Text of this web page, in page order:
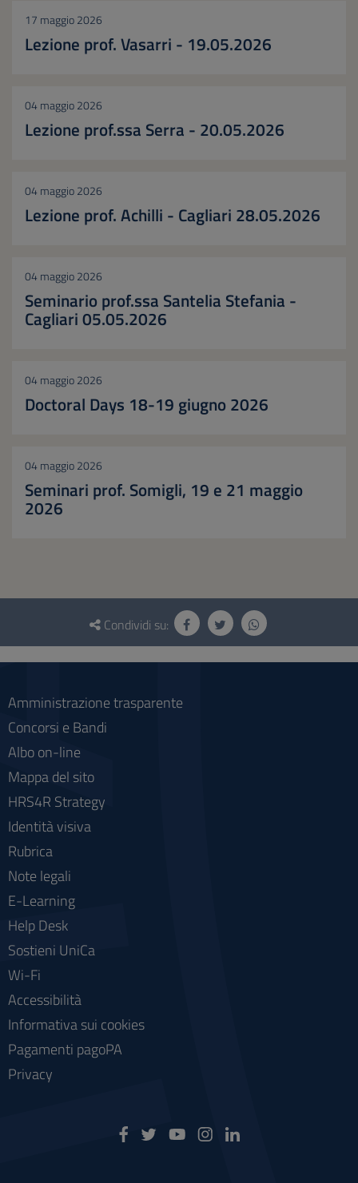
17 maggio 2026
Lezione prof. Vasarri - 19.05.2026
04 maggio 2026
Lezione prof.ssa Serra - 20.05.2026
04 maggio 2026
Lezione prof. Achilli - Cagliari 28.05.2026
04 maggio 2026
Seminario prof.ssa Santelia Stefania -
Cagliari 05.05.2026
04 maggio 2026
Doctoral Days 18-19 giugno 2026
04 maggio 2026
Seminari prof. Somigli, 19 e 21 maggio
2026
Questionario
social
Condividi su:
Amministrazione trasparente
Concorsi e Bandi
Albo on-line
Mappa del sito
HRS4R Strategy
Identità visiva
Rubrica
Note legali
E-Learning
Help Desk
Sostieni UniCa
Wi-Fi
Accessibilità
Informativa sui cookies
Pagamenti pagoPA
Privacy